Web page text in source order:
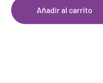
Añadir al carrito